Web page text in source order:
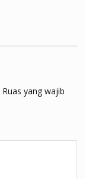
Ruas yang wajib